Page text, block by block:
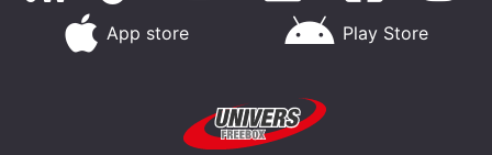
App store Play Store